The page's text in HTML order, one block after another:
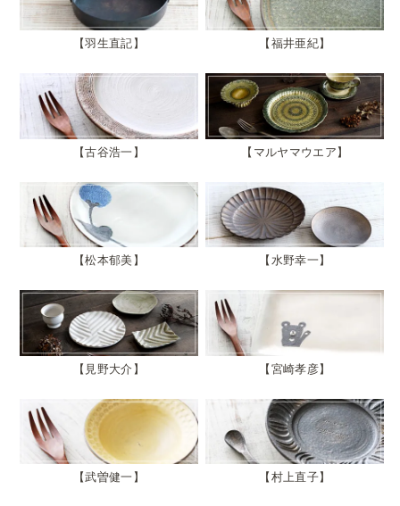
羽生直記 福井亜紀
古谷浩一 マルヤマウエア
松本郁美 水野幸一
見野大介 宮崎孝彦
武曽健一 村上直子